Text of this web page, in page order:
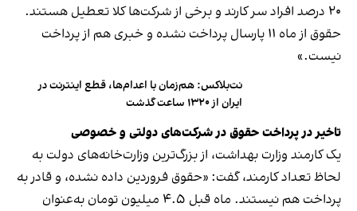
۲۰ درصد افراد سر کارند و برخی از شرکت‌ها کلا تعطیل هستند.
حقوق از ماه ۱۱ پارسال پرداخت نشده و خبری هم از پرداخت
نیست.»
نت‌بلاکس: هم‌زمان با اعدام‌ها، قطع اینترنت در
ایران از ۱۳۲۰ ساعت گذشت
تاخیر در پرداخت حقوق در شرکت‌های دولتی و خصوصی
یک کارمند وزارت بهداشت، از بزرگ‌ترین وزارت‌خانه‌های دولت به
لحاظ تعداد کارمند، گفت: «حقوق فروردین داده نشده، و قادر به
پرداخت هم نیستند. ماه قبل ۴.۵ میلیون تومان به‌عنوان